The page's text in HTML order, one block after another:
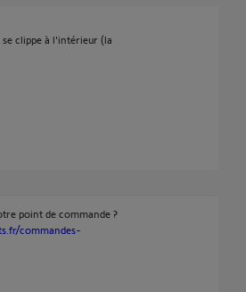
clippe à l'intérieur (la
point de commande ?
commandes-